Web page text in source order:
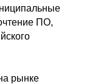
ПО,
рынке